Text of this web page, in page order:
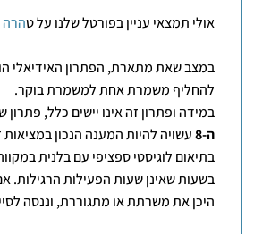
אולי תמצאי עניין בפורטל שלנו על טהרה
במצב שאת מתארת, הפתרון האידיאלי
להחליף משמרת אחת למשמרת בוקר.
במידה ופתרון זה אינו יישים כלל, פתרון
ה-8 עשויה להיות המענה הנכון במציאות
בתיאום לוגיסטי ספציפי עם בלנית
בשעות שאינן שעות הפעילות הרגילות.
היכן את משרתת או מתגוררת, וננסה